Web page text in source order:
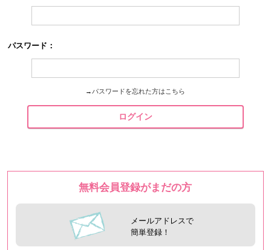
パスワード：
→ パスワードを忘れた方はこちら
ログイン
無料会員登録がまだの方
メールアドレスで
簡単登録！